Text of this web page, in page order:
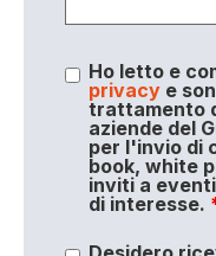
Ho letto e
privacye
trattamento
aziende del
per l'invio di
book, white
inviti a
di interesse.